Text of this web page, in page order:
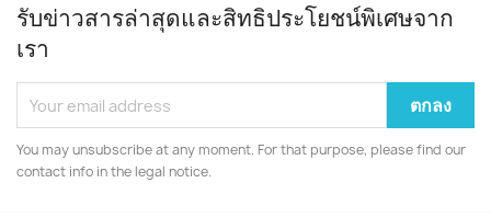
รับข่าวสารล่าสุดและสิทธิประโยชน์พิเศษจาก
เรา
You may unsubscribe at any moment. For that purpose, please find our
contact info in the legal notice.